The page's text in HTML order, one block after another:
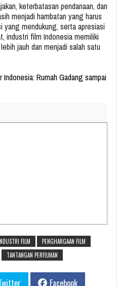
keterbatasan pendanaan, dan
menjadi hambatan yang harus
yang mendukung, serta apresiasi
industri film Indonesia memiliki
jauh dan menjadi salah satu
Indonesia: Rumah Gadang sampai
FILM
PENGHARGAAN FILM
TANTANGAN PERFILMAN
Facebook